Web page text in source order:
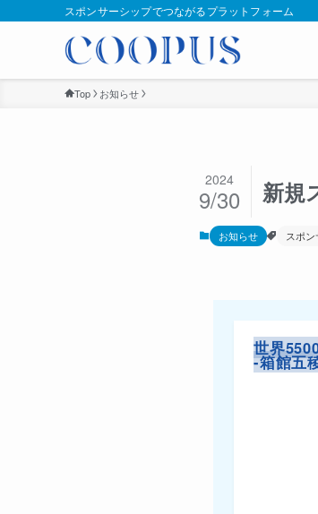
スポンサーシップでつながるプラットフォーム
Top お知らせ
新規
2024
9/30
お知らせ スポ
世界
-箱館五